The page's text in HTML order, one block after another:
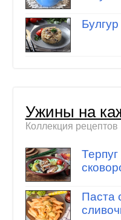
Ужины на
Коллекция рецептов
Паста